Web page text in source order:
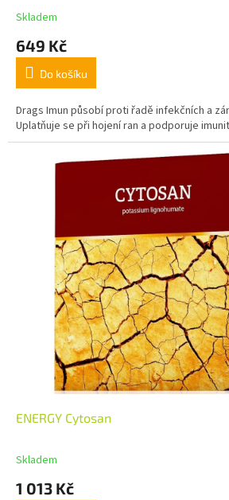
Skladem
649 Kč
Do košíku
Drags Imun působí proti řadě infekčních a
Uplatňuje se při hojení ran a podporuje
ENERGY Cytosan
Skladem
1 013 Kč